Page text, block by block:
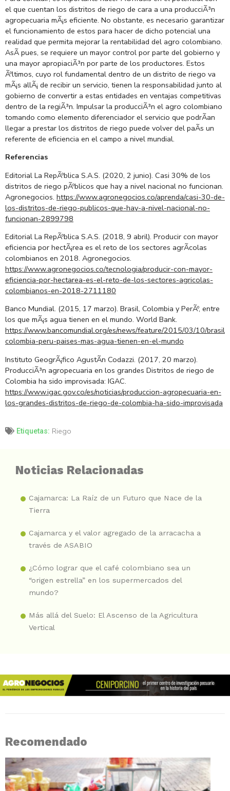
el que cuentan los distritos de riego de cara a una producciÃ³n
agropecuaria mÃ¡s eficiente. No obstante, es necesario garantizar
el funcionamiento de estos para hacer de dicho potencial una
realidad que permita mejorar la rentabilidad del agro colombiano.
AsÃ­ pues, se requiere un mayor control por parte del gobierno y
una mayor apropiaciÃ³n por parte de los productores. Estos
Ãºltimos, cuyo rol fundamental dentro de un distrito de riego va
mÃ¡s allÃ¡ de recibir un servicio, tienen la responsabilidad junto al
gobierno de convertir a estas entidades en ventajas competitivas
dentro de la regiÃ³n. Impulsar la producciÃ³n el agro colombiano
tomando como elemento diferenciador el servicio que podrÃ­an
llegar a prestar los distritos de riego puede volver del paÃ­s un
referente de eficiencia en el campo a nivel mundial.
Referencias
Editorial La RepÃºblica S.A.S. (2020, 2 junio). Casi 30% de los
distritos de riego pÃºblicos que hay a nivel nacional no funcionan.
Agronegocios. https://www.agronegocios.co/aprenda/casi-30-de-
los-distritos-de-riego-publicos-que-hay-a-nivel-nacional-no-
funcionan-2899798
Editorial La RepÃºblica S.A.S. (2018, 9 abril). Producir con mayor
eficiencia por hectÃ¡rea es el reto de los sectores agrÃ­colas
colombianos en 2018. Agronegocios.
https://www.agronegocios.co/tecnologia/producir-con-mayor-
eficiencia-por-hectarea-es-el-reto-de-los-sectores-agricolas-
colombianos-en-2018-2711180
Banco Mundial. (2015, 17 marzo). Brasil, Colombia y PerÃº, entre
los que mÃ¡s agua tienen en el mundo. World Bank.
https://www.bancomundial.org/es/news/feature/2015/03/10/brasil-
colombia-peru-paises-mas-agua-tienen-en-el-mundo
Instituto GeogrÃ¡fico AgustÃ­n Codazzi. (2017, 20 marzo).
ProducciÃ³n agropecuaria en los grandes Distritos de riego de
Colombia ha sido improvisada: IGAC.
https://www.igac.gov.co/es/noticias/produccion-agropecuaria-en-
los-grandes-distritos-de-riego-de-colombia-ha-sido-improvisada
Etiquetas: Riego
Noticias Relacionadas
Cajamarca: La Raíz de un Futuro que Nace de la
Tierra
Cajamarca y el valor agregado de la arracacha a
través de ASABIO
¿Cómo lograr que el café colombiano sea un
“origen estrella” en los supermercados del
mundo?
Más allá del Suelo: El Ascenso de la Agricultura
Vertical
Recomendado